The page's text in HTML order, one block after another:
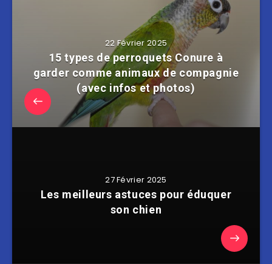
22 Février 2025
15 types de perroquets Conure à
garder comme animaux de compagnie
(avec infos et photos)
27 Février 2025
Les meilleurs astuces pour éduquer
son chien